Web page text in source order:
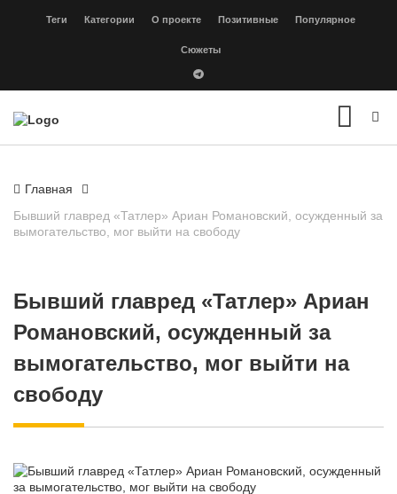
Теги Категории О проекте Позитивные Популярное
Сюжеты
Главная
Бывший главред «Татлер» Ариан Романовский, осужденный за
вымогательство, мог выйти на свободу
Бывший главред «Татлер» Ариан
Романовский, осужденный за
вымогательство, мог выйти на
свободу